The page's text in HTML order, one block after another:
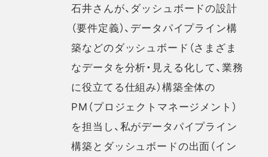
石井さんが、ダッシュボードの設計
（要件定義）、データパイプライン構
築などのダッシュボード（さまざま
なデータを分析・見える化して、業務
に役立てる仕組み）構築全体の
PM（プロジェクトマネージメント）
を担当し、私がデータパイプライン
構築とダッシュボードの出面（イン